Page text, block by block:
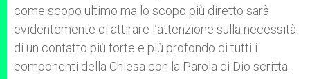
come scopo ultimo ma lo scopo più diretto sarà
evidentemente di attirare l’attenzione sulla necessità
di un contatto più forte e più profondo di tutti i
componenti della Chiesa con la Parola di Dio scritta.